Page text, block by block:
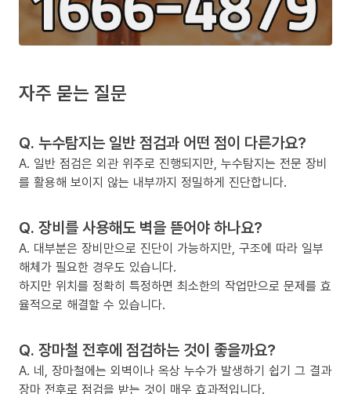
자주 묻는 질문
Q. 누수탐지는 일반 점검과 어떤 점이 다른가요?
A. 일반 점검은 외관 위주로 진행되지만, 누수탐지는 전문 장비
를 활용해 보이지 않는 내부까지 정밀하게 진단합니다.
Q. 장비를 사용해도 벽을 뜯어야 하나요?
A. 대부분은 장비만으로 진단이 가능하지만, 구조에 따라 일부
해체가 필요한 경우도 있습니다.
하지만 위치를 정확히 특정하면 최소한의 작업만으로 문제를 효
율적으로 해결할 수 있습니다.
Q. 장마철 전후에 점검하는 것이 좋을까요?
A. 네, 장마철에는 외벽이나 옥상 누수가 발생하기 쉽기 그 결과
장마 전후로 점검을 받는 것이 매우 효과적입니다.